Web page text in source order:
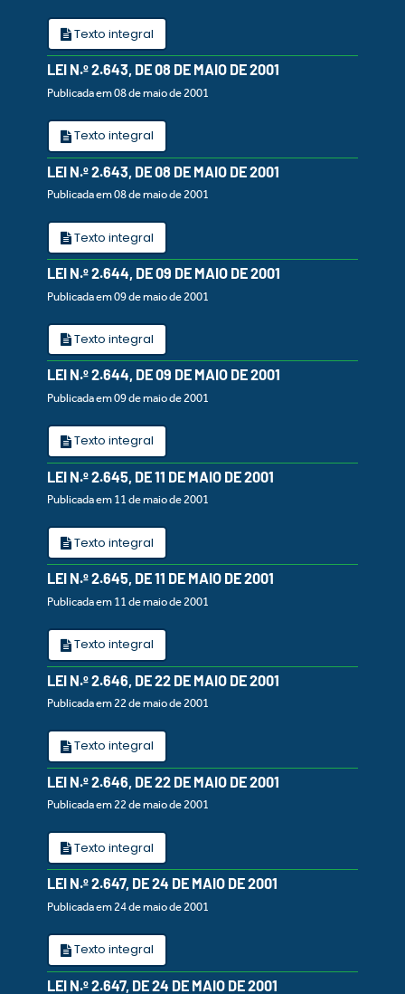
Texto integral
LEI N.º 2.643, DE 08 DE MAIO DE 2001
Publicada em 08 de maio de 2001
Texto integral
LEI N.º 2.643, DE 08 DE MAIO DE 2001
Publicada em 08 de maio de 2001
Texto integral
LEI N.º 2.644, DE 09 DE MAIO DE 2001
Publicada em 09 de maio de 2001
Texto integral
LEI N.º 2.644, DE 09 DE MAIO DE 2001
Publicada em 09 de maio de 2001
Texto integral
LEI N.º 2.645, DE 11 DE MAIO DE 2001
Publicada em 11 de maio de 2001
Texto integral
LEI N.º 2.645, DE 11 DE MAIO DE 2001
Publicada em 11 de maio de 2001
Texto integral
LEI N.º 2.646, DE 22 DE MAIO DE 2001
Publicada em 22 de maio de 2001
Texto integral
LEI N.º 2.646, DE 22 DE MAIO DE 2001
Publicada em 22 de maio de 2001
Texto integral
LEI N.º 2.647, DE 24 DE MAIO DE 2001
Publicada em 24 de maio de 2001
Texto integral
LEI N.º 2.647, DE 24 DE MAIO DE 2001